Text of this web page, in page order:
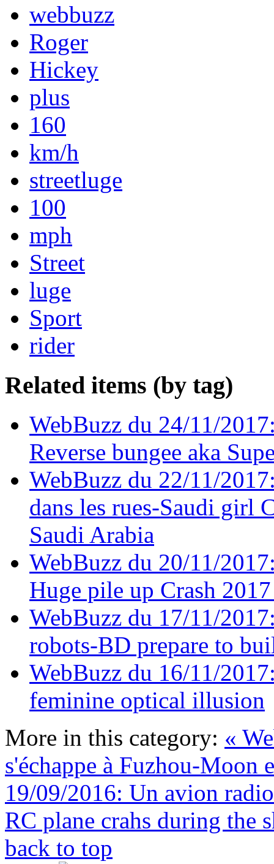
webbuzz
Roger
Hickey
plus
160
km/h
streetluge
100
mph
Street
luge
Sport
rider
Related items (by tag)
WebBuzz du 24/11/
Reverse bungee aka
WebBuzz du 22/11/
dans les rues-Saudi girl
Saudi Arabia
WebBuzz du 20/11/
Huge pile up Crash
WebBuzz du 17/11/
robots-BD prepare to
WebBuzz du 16/11/
feminine optical illusion
More in this category: «
s'échappe à Fuzhou-Moon
19/09/2016: Un avion
RC plane crahs during the
back to top